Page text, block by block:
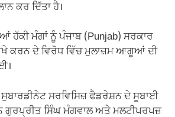
ਕਰ ਦਿੱਤਾ ਹੈ।
ਹੱਕੀ ਮੰਗਾਂ ਨੂੰ ਪੰਜਾਬ (Punjab) ਸਰਕਾਰ
ਕਰਨ ਦੇ ਵਿਰੋਧ ਵਿੱਚ ਮੁਲਾਜ਼ਮ ਆਗੂਆਂ ਦੀ
ਸਰਵਿਸਿਜ਼ ਫੈਡਰੇਸ਼ਨ ਦੇ ਸੂਬਾਈ
ਗੁਰਪ੍ਰੀਤ ਸਿੰਘ ਮੰਗਵਾਲ ਅਤੇ ਮਲਟੀਪਰਪਜ਼